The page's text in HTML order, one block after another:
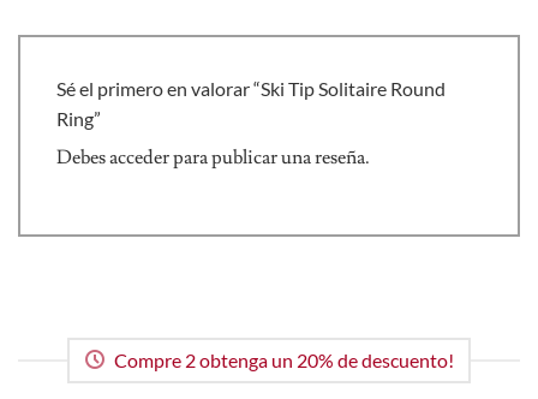
Sé el primero en valorar “Ski Tip Solitaire Round
Ring”
Debesaccederpara publicar una reseña.
Compre 2 obtenga un 20% de descuento!